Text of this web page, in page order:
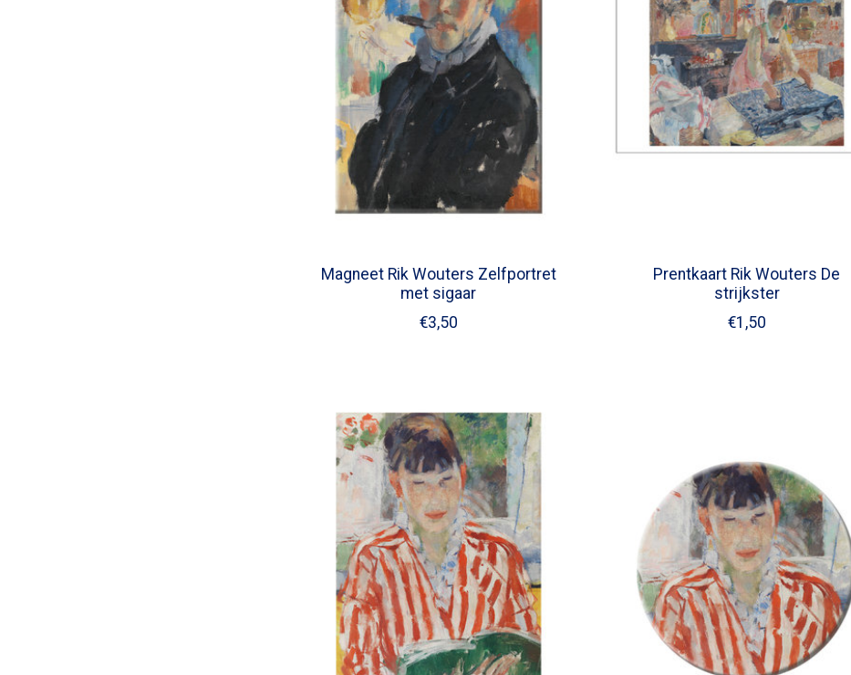
Magneet Rik Wouters Zelfportret
met sigaar
€3,50
Prentkaart Rik Wouters De
strijkster
€1,50